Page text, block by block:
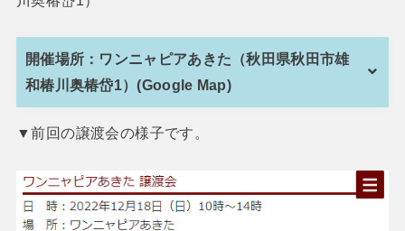
開催場所：ワンニャピアあきた（秋田県秋田市雄
和椿川奥椿岱1）(Google Map)
▼前回の譲渡会の様子です。